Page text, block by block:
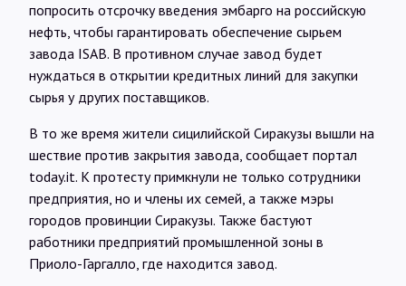
попросить отсрочку введения эмбарго на российскую
нефть, чтобы гарантировать обеспечение сырьем
завода ISAB. В противном случае завод будет
нуждаться в открытии кредитных линий для закупки
сырья у других поставщиков.
В то же время жители сицилийской Сиракузы вышли на
шествие против закрытия завода, сообщает портал
today.it. К протесту примкнули не только сотрудники
предприятия, но и члены их семей, а также мэры
городов провинции Сиракузы. Также бастуют
работники предприятий промышленной зоны в
Приоло-Гаргалло, где находится завод.